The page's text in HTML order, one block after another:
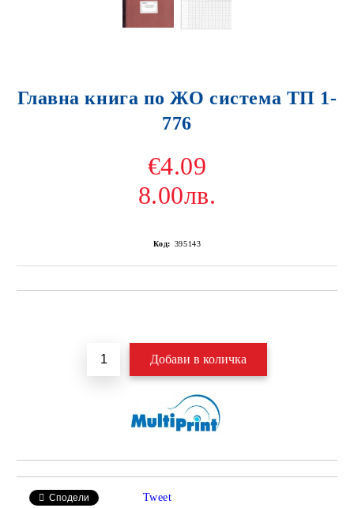
Главна книга по ЖО система ТП 1-
776
€4.09
8.00лв.
Код: 395143
Сподели Tweet